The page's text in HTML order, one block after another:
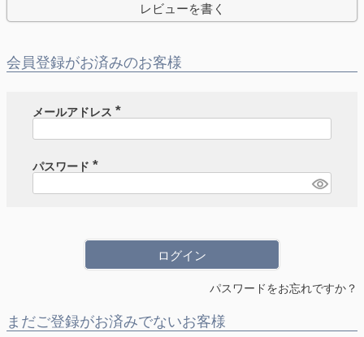
レビューを書く
会員登録がお済みのお客様
メールアドレス
パスワード
ログイン
パスワードをお忘れですか？
まだご登録がお済みでないお客様